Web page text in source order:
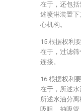
在于，还包
述喷淋装置
心机构。
15.根据权利
在于，过滤
连接。
16.根据权利
在于，所述水
所述水油分
吸咀、抽吸管